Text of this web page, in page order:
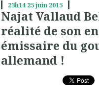
23h14 25juin 2015
Najat Vallaud
réalité de son
émissaire du
allemand !